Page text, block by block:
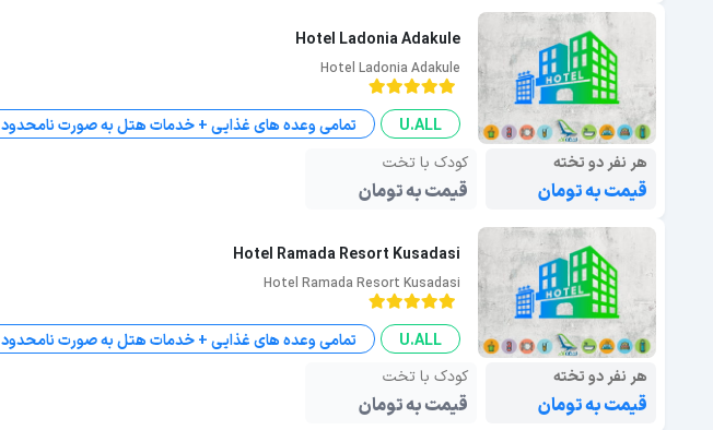
Hotel Ladonia Adakule
Hotel Ladonia Adakule
U.ALL
تمامی وعده های غذایی + خدمات هتل به صورت نامحدود
هر نفر دو تخته
قیمت به تومان
کودک با تخت
قیمت به تومان
Hotel Ramada Resort Kusadasi
Hotel Ramada Resort Kusadasi
U.ALL
تمامی وعده های غذایی + خدمات هتل به صورت نامحدود
هر نفر دو تخته
قیمت به تومان
کودک با تخت
قیمت به تومان